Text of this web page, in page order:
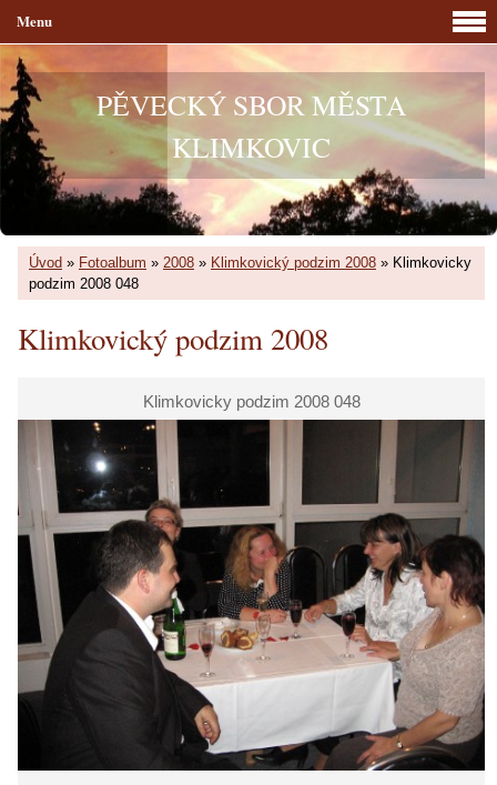
PĚVECKÝ SBOR MĚSTA
KLIMKOVIC
Úvod » Fotoalbum » 2008 » Klimkovický podzim 2008 » Klimkovicky
podzim 2008 048
Klimkovický podzim 2008
Klimkovicky podzim 2008 048
Menu